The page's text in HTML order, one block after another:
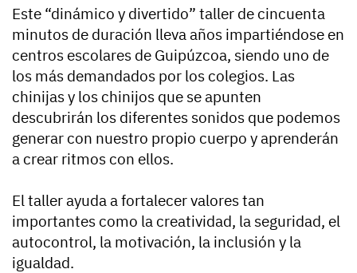
Este “dinámico y divertido” taller de cincuenta
minutos de duración lleva años impartiéndose en
centros escolares de Guipúzcoa, siendo uno de
los más demandados por los colegios. Las
chinijas y los chinijos que se apunten
descubrirán los diferentes sonidos que podemos
generar con nuestro propio cuerpo y aprenderán
a crear ritmos con ellos.
El taller ayuda a fortalecer valores tan
importantes como la creatividad, la seguridad, el
autocontrol, la motivación, la inclusión y la
igualdad.